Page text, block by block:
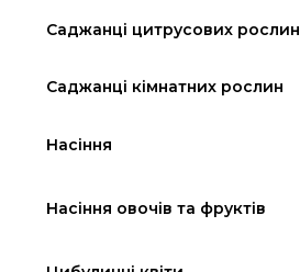
Саджанці цитрусових рослин
Саджанці кімнатних рослин
Насіння
Насіння овочів та фруктів